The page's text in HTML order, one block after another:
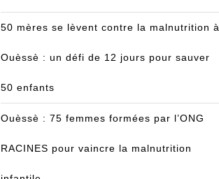
50 mères se lèvent contre la malnutrition à
Ouèssè : un défi de 12 jours pour sauver
50 enfants
Ouèssè : 75 femmes formées par l’ONG
RACINES pour vaincre la malnutrition